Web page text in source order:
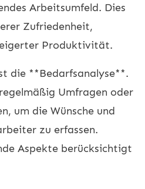
Arbeitsumfeld. Dies
Zufriedenheit,
Produktivität.
die **Bedarfsanalyse**.
Umfragen oder
um die Wünsche und
zu erfassen.
Aspekte berücksichtigt